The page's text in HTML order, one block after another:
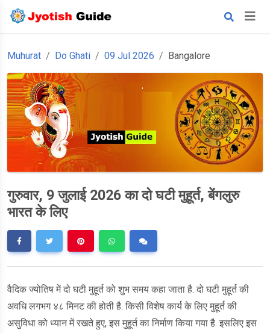
Muhurat Do Ghati 09 Jul 2026 Bangalore
गुरुवार, 9 जुलाई 2026 का दो घटी मुहूर्त, बेंगलुरु
भारत के लिए
वैदिक ज्योतिष में दो घटी मुहूर्त को शुभ समय कहा जाता है. दो घटी मुहूर्त की
अवधि लगभग ४८ मिनट की होती है. किसी विशेष कार्य के लिए मुहूर्त की
असुविधा को ध्यान में रखते हुए, इस मुहूर्त का निर्माण किया गया है. इसलिए इस